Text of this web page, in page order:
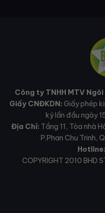
Công ty TNHH MTV
Giấy CNĐKDN: Giấy phép
ký lần đầu ngày
Địa Chỉ: Tầng 11, Tòa nhà
P.Phan Chu Trinh,
Hotline:
COPYRIGHT 2010 BHD